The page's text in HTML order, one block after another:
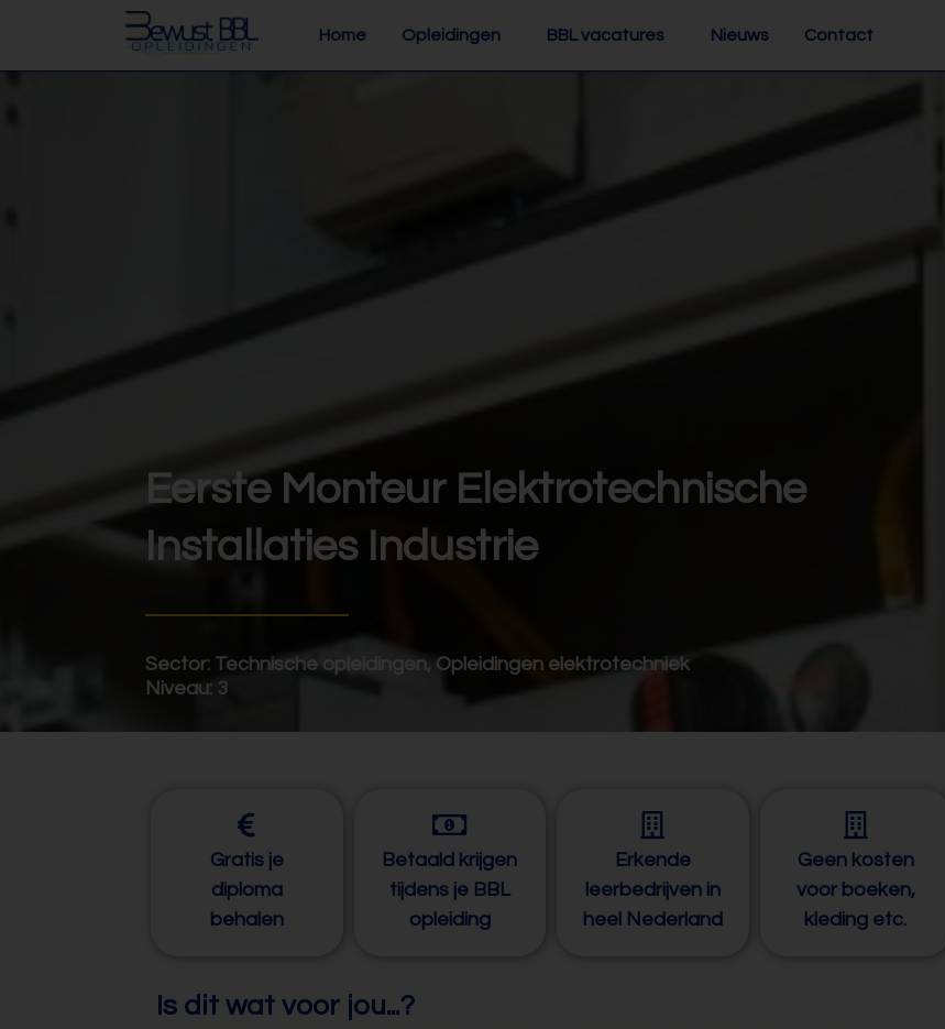
Home Opleidingen BBL vacatures Nieuws Contact
Eerste Monteur Elektrotechnische
Installaties Industrie
Sector: Technische opleidingen, Opleidingen elektrotechniek
Niveau: 3
Gratis je
diploma
behalen
Betaald krijgen
tijdens je BBL
opleiding
Erkende
leerbedrijven in
heel Nederland
Geen kosten
voor boeken,
kleding etc.
Is dit wat voor jou...?